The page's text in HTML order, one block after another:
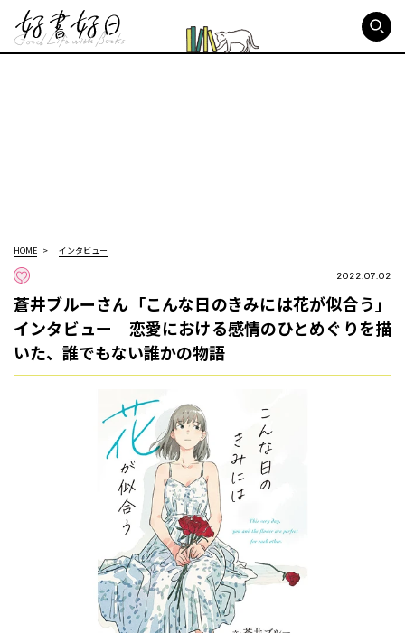
HOME インタビュー
2022.07.02
蒼井ブルーさん「こんな日のきみには花が似合う」
インタビュー 恋愛における感情のひとめぐりを描
いた、誰でもない誰かの物語